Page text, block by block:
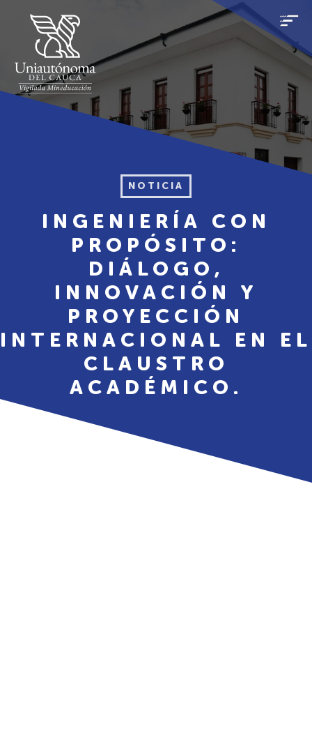
NOTICIA
INGENIERÍA CON
PROPÓSITO:
DIÁLOGO,
INNOVACIÓN Y
PROYECCIÓN
INTERNACIONAL EN EL
CLAUSTRO
ACADÉMICO.